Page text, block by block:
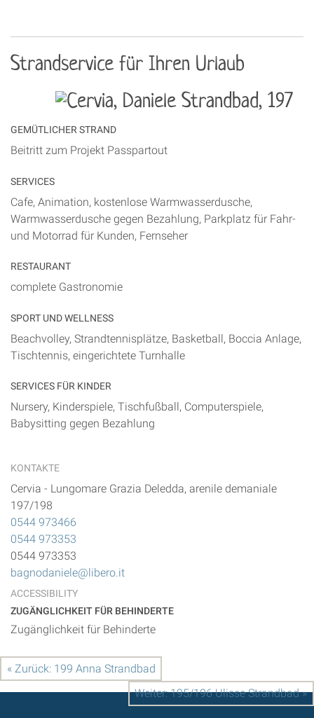
Strandservice für Ihren Urlaub
GEMÜTLICHER STRAND
Beitritt zum Projekt Passpartout
SERVICES
Cafe, Animation, kostenlose Warmwasserdusche,
Warmwasserdusche gegen Bezahlung, Parkplatz für Fahr-
und Motorrad für Kunden, Fernseher
RESTAURANT
complete Gastronomie
SPORT UND WELLNESS
Beachvolley, Strandtennisplätze, Basketball, Boccia Anlage,
Tischtennis, eingerichtete Turnhalle
SERVICES FÜR KINDER
Nursery, Kinderspiele, Tischfußball, Computerspiele,
Babysitting gegen Bezahlung
KONTAKTE
Cervia - Lungomare Grazia Deledda, arenile demaniale
197/198
0544 973466
0544 973353
0544 973353
bagnodaniele@libero.it
ACCESSIBILITY
ZUGÄNGLICHKEIT FÜR BEHINDERTE
Zugänglichkeit für Behinderte
« Zurück: 199 Anna Strandbad
Weiter: 195/196 Ulisse Strandbad »